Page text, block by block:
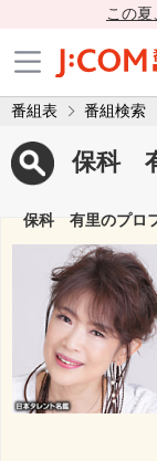
この夏
番組表 番組検索
保科
保科 有里のプロ